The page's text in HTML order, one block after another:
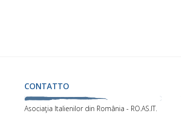
CONTATTO
Asociaţia Italienilor din România - RO.AS.IT.